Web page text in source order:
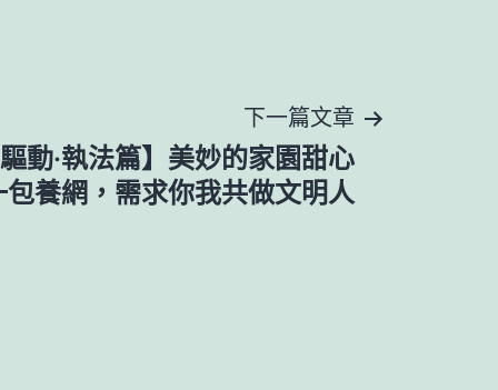
下一篇文章
動·執法篇】美妙的家園甜心
包養網，需求你我共做文明人